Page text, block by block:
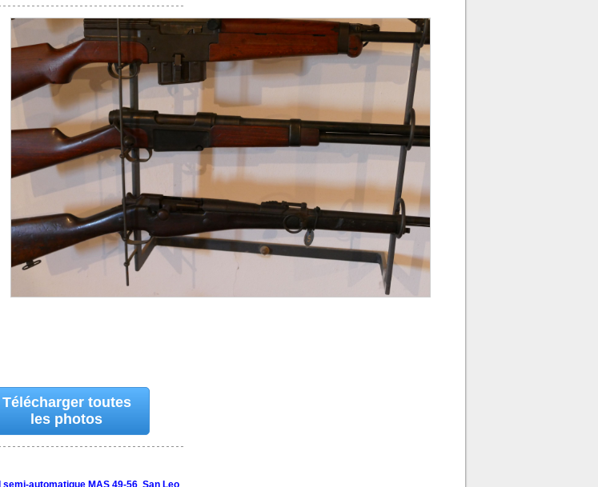
Télécharger toutes
les photos
semi-automatique MAS 49-56 San Leo